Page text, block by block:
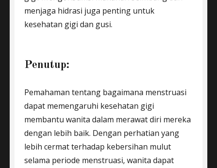
menjaga hidrasi juga penting untuk
kesehatan gigi dan gusi.
Penutup:
Pemahaman tentang bagaimana menstruasi
dapat memengaruhi kesehatan gigi
membantu wanita dalam merawat diri mereka
dengan lebih baik. Dengan perhatian yang
lebih cermat terhadap kebersihan mulut
selama periode menstruasi, wanita dapat